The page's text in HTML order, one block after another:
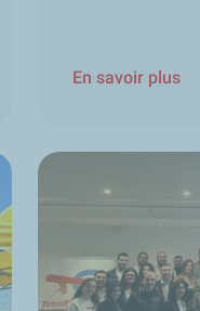
En savoir plus